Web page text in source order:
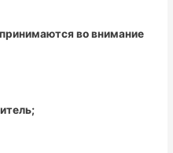
во внимание